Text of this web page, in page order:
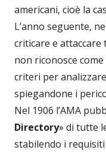
americani, cioè la
L’anno seguente,
criticare e attaccare
non riconosce
criteri per
spiegandone i
Nel 1906 l’AMA
Directory» di tutte
stabilendo i